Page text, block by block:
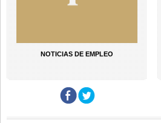
NOTICIAS DE EMPLEO